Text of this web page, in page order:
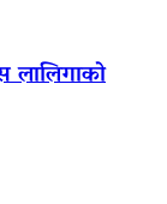
लालिगाको